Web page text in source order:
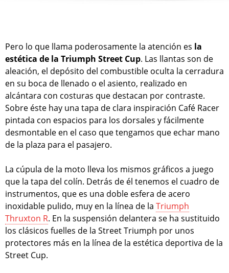
Pero lo que llama poderosamente la atención es la
estética de la Triumph Street Cup. Las llantas son de
aleación, el depósito del combustible oculta la cerradura
en su boca de llenado o el asiento, realizado en
alcántara con costuras que destacan por contraste.
Sobre éste hay una tapa de clara inspiración Café Racer
pintada con espacios para los dorsales y fácilmente
desmontable en el caso que tengamos que echar mano
de la plaza para el pasajero.
La cúpula de la moto lleva los mismos gráficos a juego
que la tapa del colín. Detrás de él tenemos el cuadro de
instrumentos, que es una doble esfera de acero
inoxidable pulido, muy en la línea de la Triumph
Thruxton R. En la suspensión delantera se ha sustituido
los clásicos fuelles de la Street Triumph por unos
protectores más en la línea de la estética deportiva de la
Street Cup.